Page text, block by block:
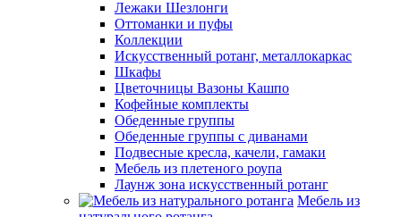
Лежаки Шезлонги
Оттоманки и пуфы
Коллекции
Искусственный ротанг, металлокаркас
Шкафы
Цветочницы Вазоны Кашпо
Кофейные комплекты
Обеденные группы
Обеденные группы с диванами
Подвесные кресла, качели, гамаки
Мебель из плетеного роупа
Лаунж зона искусственный ротанг
Мебель из